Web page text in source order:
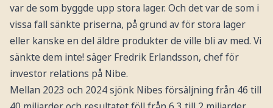
var de som byggde upp stora lager. Och det var de som i
vissa fall sänkte priserna, på grund av för stora lager
eller kanske en del äldre produkter de ville bli av med. Vi
sänkte dem inte! säger Fredrik Erlandsson, chef för
investor relations på Nibe.
Mellan 2023 och 2024 sjönk Nibes försäljning från 46 till